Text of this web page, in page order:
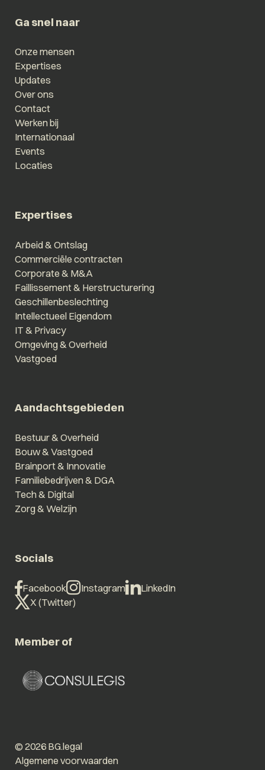
Ga snel naar
Onze mensen
Expertises
Updates
Over ons
Contact
Werken bij
Internationaal
Events
Locaties
Expertises
Arbeid & Ontslag
Commerciële contracten
Corporate & M&A
Faillissement & Herstructurering
Geschillenbeslechting
Intellectueel Eigendom
IT & Privacy
Omgeving & Overheid
Vastgoed
Aandachtsgebieden
Bestuur & Overheid
Bouw & Vastgoed
Brainport & Innovatie
Familiebedrijven & DGA
Tech & Digital
Zorg & Welzijn
Socials
Facebook Instagram
LinkedIn
X (Twitter)
Member of
© 2026 BG.legal
Algemene voorwaarden